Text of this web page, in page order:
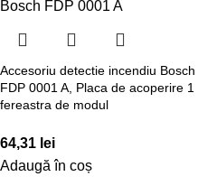
Accesoriu detectie incendiu Bosch
FDP 0001 A, Placa de acoperire 1
fereastra de modul
64,31 lei
Adaugă în coș